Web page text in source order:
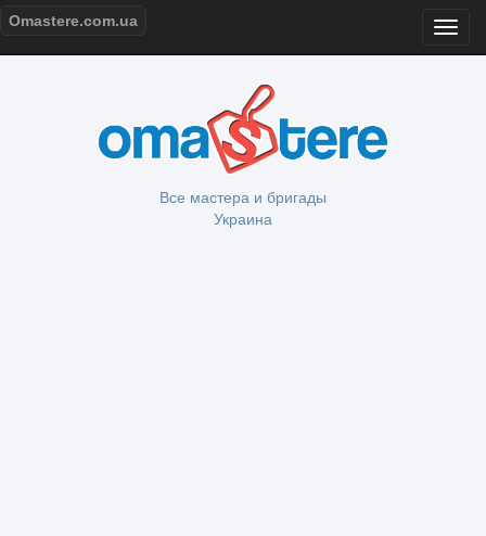
Omastere.com.ua
Все мастера и бригады
Украина